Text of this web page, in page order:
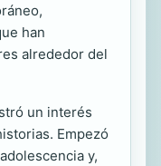
han
alrededor del
un interés
Empezó
y,